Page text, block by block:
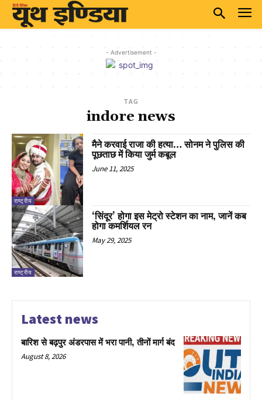
- Advertisement -
TAG
indore news
राष्ट्रीय
मैने करवाई राजा की हत्या… सोनम ने पुलिस की
पूछताछ में किया जुर्म कबूल
June 11, 2025
राष्ट्रीय
‘सिंदूर’ होगा इस मेट्रो स्टेशन का नाम, जानें कब
होगा कमर्शियल रन
May 29, 2025
Latest news
बारिश से बढ़पुर अंडरपास में भरा पानी, तीनों मार्ग बंद
August 8, 2026